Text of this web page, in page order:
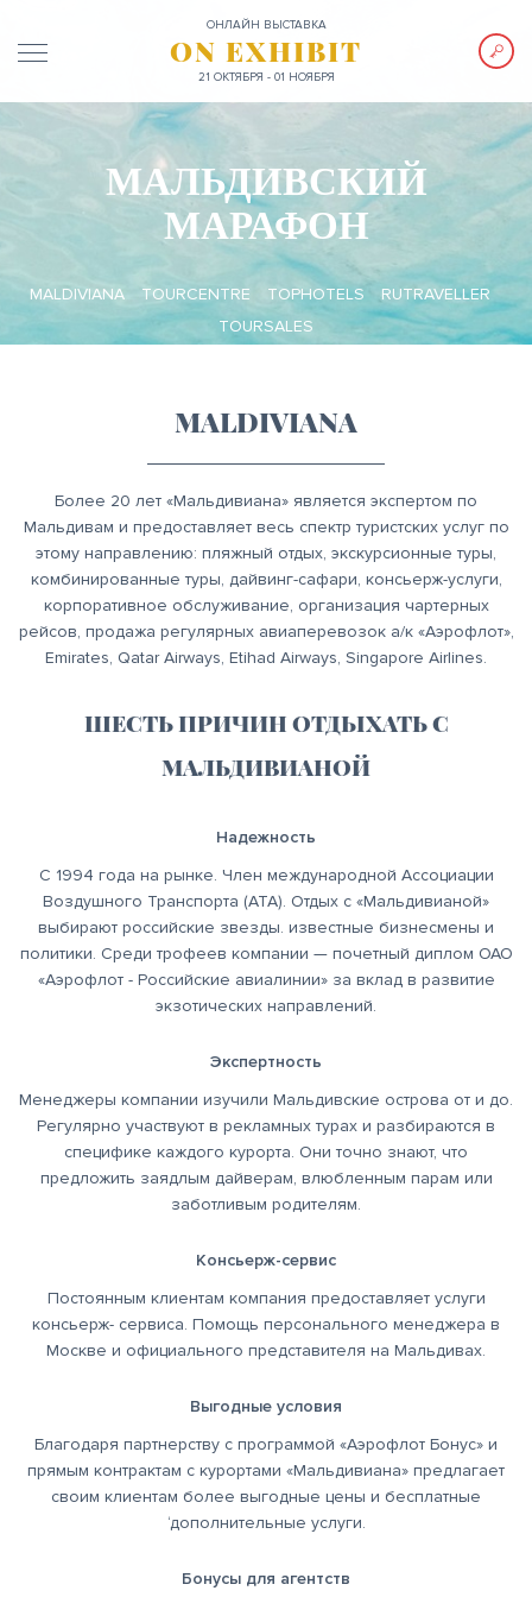
ОНЛАЙН ВЫСТАВКА
ON EXHIBIT
21 ОКТЯБРЯ - 01 НОЯБРЯ
МАЛЬДИВСКИЙ
МАРАФОН
MALDIVIANA TOURCENTRE TOPHOTELS
RUTRAVELLER
TOURSALES
MALDIVIANA
Более 20 лет «Мальдивиана» является экспертом по
Мальдивам и предоставляет весь спектр туристских услуг по
этому направлению: пляжный отдых, экскурсионные туры,
комбинированные туры, дайвинг-сафари, консьерж-услуги,
корпоративное обслуживание, организация чартерных
рейсов, продажа регулярных авиаперевозок а/к «Аэрофлот»,
Emirates, Qatar Airways, Etihad Airways, Singapore Airlines.
ШЕСТЬ ПРИЧИН ОТДЫХАТЬ С
МАЛЬДИВИАНОЙ
Надежность
С 1994 года на рынке. Член международной Ассоциации
Воздушного Транспорта (АТА). Отдых с «Мальдивианой»
выбирают российские звезды. известные бизнесмены и
политики. Среди трофеев компании — почетный диплом ОАО
«Аэрофлот - Российские авиалинии» за вклад в развитие
экзотических направлений.
Экспертность
Менеджеры компании изучили Мальдивские острова от и до.
Регулярно участвуют в рекламных турах и разбираются в
cпецифике каждого курорта. Они точно знают, что
предложить заядлым дайверам, влюбленным парам или
заботливым родителям.
Консьерж-сервис
Постоянным клиентам компания предоставляет услуги
консьерж- cервиса. Помощь персонального менеджера в
Москве и официального представителя на Мальдивах.
Выгодные условия
Благодаря партнерству с программой «Аэрофлот Бонус» и
прямым контрактам с курортами «Мальдивиана» предлагает
cвоим клиентам более выгодные цены и бесплатные
‘дополнительные услуги.
Бонусы для агентств